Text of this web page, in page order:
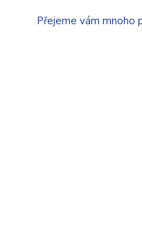
Přejeme vám mnoho